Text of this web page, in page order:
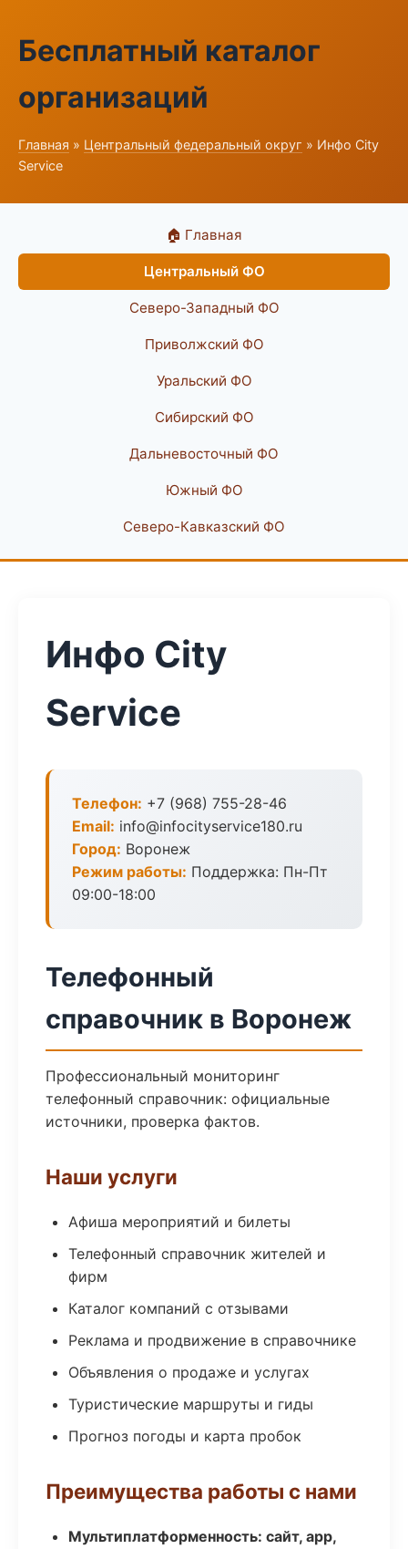
Бесплатный каталог
организаций
Главная » Центральный федеральный округ » Инфо City
Service
🏠 Главная
Центральный ФО
Северо-Западный ФО
Приволжский ФО
Уральский ФО
Сибирский ФО
Дальневосточный ФО
Южный ФО
Северо-Кавказский ФО
Инфо City
Service
Телефон: +7 (968) 755-28-46
Email: info@infocityservice180.ru
Город: Воронеж
Режим работы: Поддержка: Пн-Пт
09:00-18:00
Телефонный
справочник в Воронеж
Профессиональный мониторинг
телефонный справочник: официальные
источники, проверка фактов.
Наши услуги
Афиша мероприятий и билеты
Телефонный справочник жителей и
фирм
Каталог компаний с отзывами
Реклама и продвижение в справочнике
Объявления о продаже и услугах
Туристические маршруты и гиды
Прогноз погоды и карта пробок
Преимущества работы с нами
Мультиплатформенность: сайт, app,